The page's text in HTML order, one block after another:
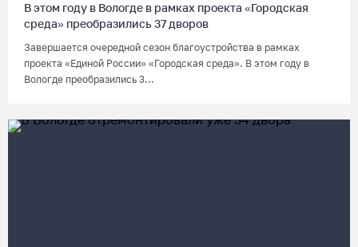
В этом году в Вологде в рамках проекта «Городская
среда» преобразились 37 дворов
Завершается очередной сезон благоустройства в рамках
проекта «Единой России» «Городская среда». В этом году в
Вологде преобразились 3...